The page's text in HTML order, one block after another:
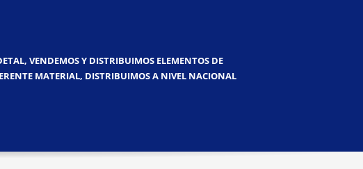
VENDEMOS Y DISTRIBUIMOS ELEMENTOS DE
MATERIAL, DISTRIBUIMOS A NIVEL NACIONAL